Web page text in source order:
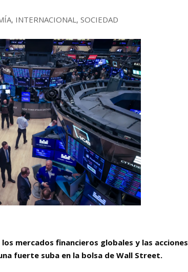
, INTERNACIONAL ,SOCIEDAD
mercados financieros globales y las acciones
fuerte suba en la bolsa de Wall Street.